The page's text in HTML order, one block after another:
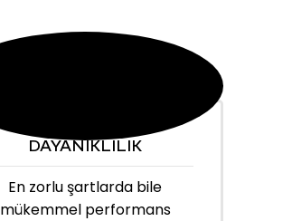
DAYANIKLILIK
En zorlu şartlarda bile
mükemmel performans